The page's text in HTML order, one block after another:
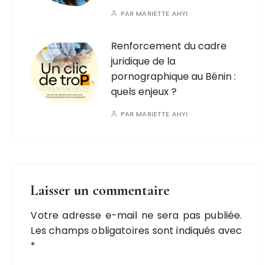
PARMARIETTE AHYI
Renforcement du cadre
juridique de la
pornographique au Bénin :
quels enjeux ?
PARMARIETTE AHYI
Laisser un commentaire
Votre adresse e-mail ne sera pas publiée.
Les champs obligatoires sont indiqués avec
*